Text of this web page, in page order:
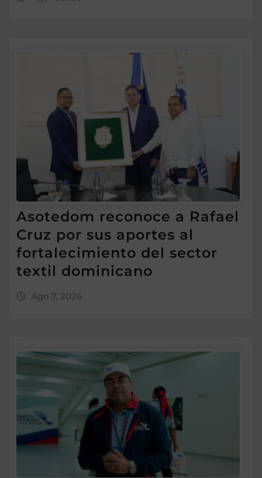
Asotedom reconoce a Rafael
Cruz por sus aportes al
fortalecimiento del sector
textil dominicano
Ago 7, 2026